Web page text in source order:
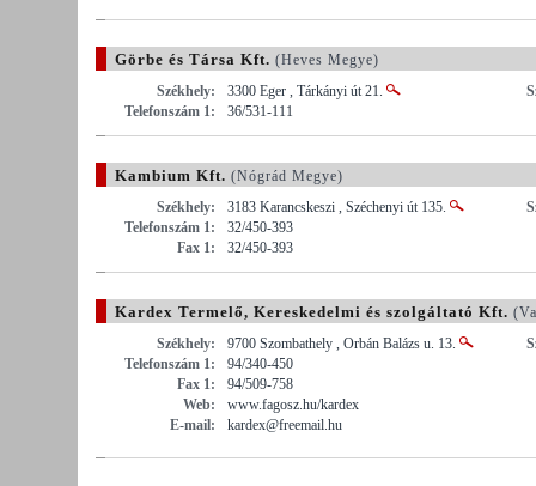
Görbe és Társa Kft. (Heves Megye)
Székhely:
3300 Eger , Tárkányi út 21.
Telefonszám 1:
36/531-111
Kambium Kft. (Nógrád Megye)
Székhely:
3183 Karancskeszi , Széchenyi út 135.
Telefonszám 1:
32/450-393
Fax 1:
32/450-393
Kardex Termelő, Kereskedelmi és szolgáltató Kft.
Székhely:
9700 Szombathely , Orbán Balázs u. 13.
Telefonszám 1:
94/340-450
Fax 1:
94/509-758
Web:
www.fagosz.hu/kardex
E-mail:
kardex@freemail.hu